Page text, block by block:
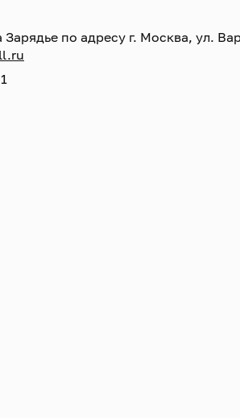
по адресу г. Москва, ул.